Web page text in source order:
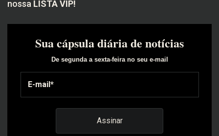
nossa LISTA VIP!
Sua cápsula diária de notícias
De segunda a sexta-feira no seu e-mail